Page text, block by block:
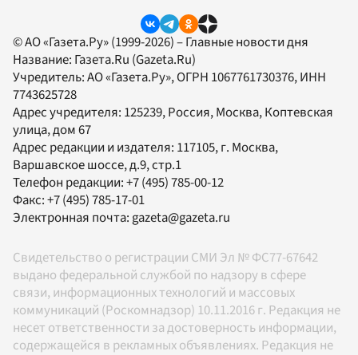
© АО «Газета.Ру» (1999-2026) – Главные новости дня
Название: Газета.Ru (Gazeta.Ru)
Учредитель:АО «Газета.Ру», ОГРН 1067761730376, ИНН
7743625728
Адрес учредителя: 125239, Россия, Москва, Коптевская
улица, дом 67
Адрес редакции и издателя: 117105, г. Москва,
Варшавское шоссе, д.9, стр.1
Телефон редакции:+7 (495) 785-00-12
Факс:+7 (495) 785-17-01
Электронная почта: gazeta@gazeta.ru
Свидетельство о регистрации СМИ Эл № ФС77-67642
выдано федеральной службой по надзору в сфере
связи, информационных технологий и массовых
коммуникаций (Роскомнадзор) 10.11.2016 г. Редакция не
несет ответственности за достоверность информации,
содержащейся в рекламных объявлениях. Редакция не